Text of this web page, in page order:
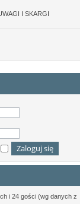
I SKARGI
i 24 gości (wg danych z